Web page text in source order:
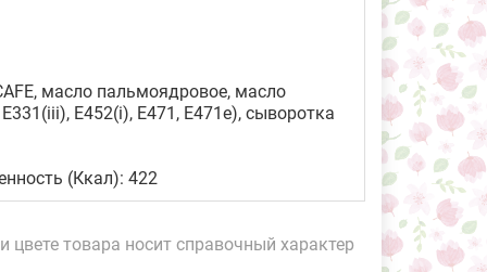
масло пальмоядровое, масло
E452(i), E471, E471е), сыворотка
(Ккал): 422
цвете товара носит справочный характер